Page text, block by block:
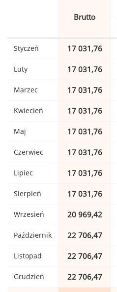
Brutto
Styczeń 17 031,76
Luty 17 031,76
Marzec 17 031,76
Kwiecień 17 031,76
Maj 17 031,76
Czerwiec 17 031,76
Lipiec 17 031,76
Sierpień 17 031,76
Wrzesień 20 969,42
Październik 22 706,47
Listopad 22 706,47
Grudzień 22 706,47